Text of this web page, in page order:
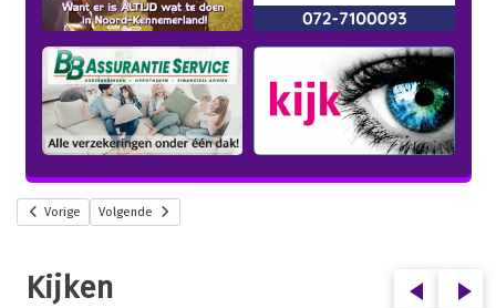
Vorige Volgende
Kijken